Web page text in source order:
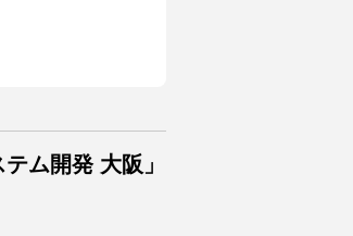
ム開発 大阪」